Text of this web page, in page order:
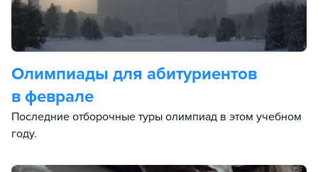
Олимпиады для абитуриентов
в феврале
Последние отборочные туры олимпиад в этом учебном
году.